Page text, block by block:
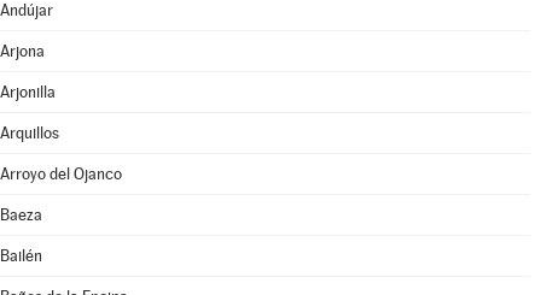
Andújar
Arjona
Arjonilla
Arquillos
Arroyo del Ojanco
Baeza
Bailén